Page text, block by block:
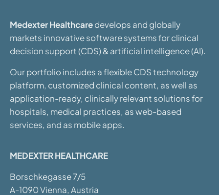
Medexter Healthcaredevelops and globally
markets innovative software systems for clinical
decision support (CDS) & artificial intelligence (AI).
Our portfolio includes a flexible CDS technology
platform, customized clinical content, as well as
application-ready, clinically relevant solutions for
hospitals, medical practices, as web-based
services, and as mobile apps.
MEDEXTER HEALTHCARE
Borschkegasse 7/5
A-1090 Vienna, Austria